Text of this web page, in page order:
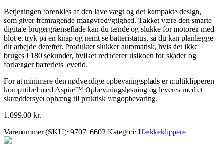
Betjeningen forenkles af den lave vægt og det kompakte design,
som giver fremragende manøvredygtighed. Takket være den smarte
digitale brugergrænseflade kan du tænde og slukke for motoren med
blot et tryk på en knap og nemt se batteristatus, så du kan planlægge
dit arbejde derefter. Produktet slukker automatisk, hvis det ikke
bruges i 180 sekunder, hvilket reducerer risikoen for skader og
forlænger batteriets levetid.
For at minimere den nødvendige opbevaringsplads er multiklipperen
kompatibel med Aspire™ Opbevaringsløsning og leveres med et
skræddersyet ophæng til praktisk vægopbevaring.
1.099,00 kr.
Varenummer (SKU): 970716602 Kategori: Hækkeklippere